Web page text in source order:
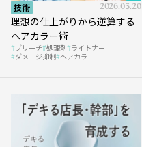
技術 2026.03.20
理想の仕上がりから逆算する
ヘアカラー術
ブリーチ 処理剤 ライトナー
ダメージ抑制 ヘアカラー